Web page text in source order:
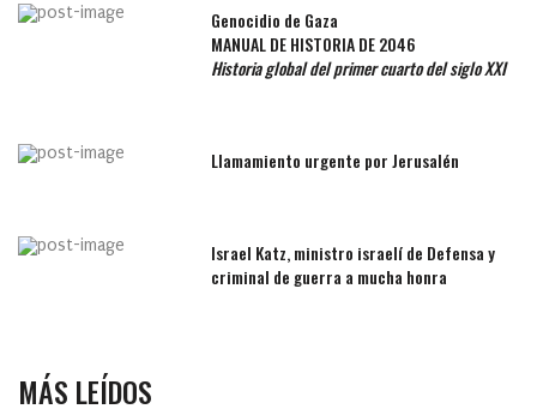
Genocidio de Gaza
MANUAL DE HISTORIA DE 2046
Historia global del primer cuarto del siglo XXI
Llamamiento urgente por Jerusalén
Israel Katz, ministro israelí de Defensa y
criminal de guerra a mucha honra
MÁS LEÍDOS